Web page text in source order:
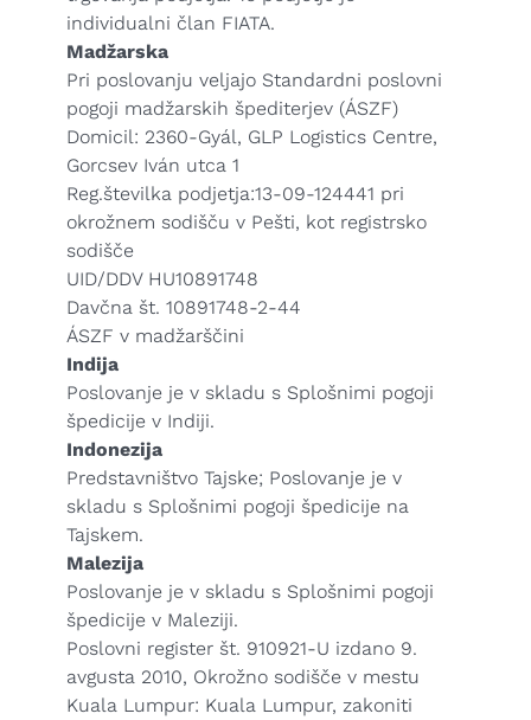
individualni član FIATA.
Madžarska
Pri poslovanju veljajo Standardni poslovni
pogoji madžarskih špediterjev (ÁSZF)
Domicil: 2360-Gyál, GLP Logistics Centre,
Gorcsev Iván utca 1
Reg.številka podjetja:13-09-124441 pri
okrožnem sodišču v Pešti, kot registrsko
sodišče
UID/DDV HU10891748
Davčna št. 10891748-2-44
ÁSZF v madžarščini
Indija
Poslovanje je v skladu s Splošnimi pogoji
špedicije v Indiji.
Indonezija
Predstavništvo Tajske; Poslovanje je v
skladu s Splošnimi pogoji špedicije na
Tajskem.
Malezija
Poslovanje je v skladu s Splošnimi pogoji
špedicije v Maleziji.
Poslovni register št. 910921-U izdano 9.
avgusta 2010, Okrožno sodišče v mestu
Kuala Lumpur: Kuala Lumpur, zakoniti